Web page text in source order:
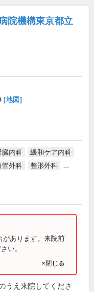
院機構東京都立
[地図]
臓内科
緩和ケア内科
管外科 整形外科
があります。来院前
い。
×閉じる
うえ来院してくださ